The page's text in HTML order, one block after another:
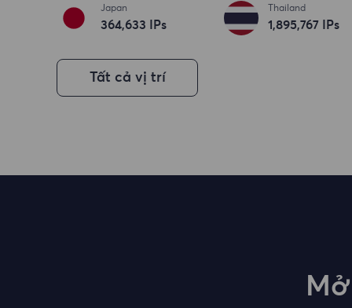
Japan
364,633 IPs
Thailand
1,895,767IPs
Tất cả vị trí